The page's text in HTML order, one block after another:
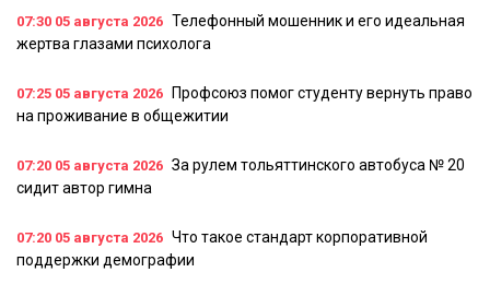
07:30 05 августа 2026 Телефонный мошенник и его идеальная
жертва глазами психолога
07:25 05 августа 2026
Профсоюз помог студенту вернуть право
на проживание в общежитии
07:20 05 августа 2026 За рулем тольяттинского автобуса № 20
сидит автор гимна
07:20 05 августа 2026 Что такое стандарт корпоративной
поддержки демографии